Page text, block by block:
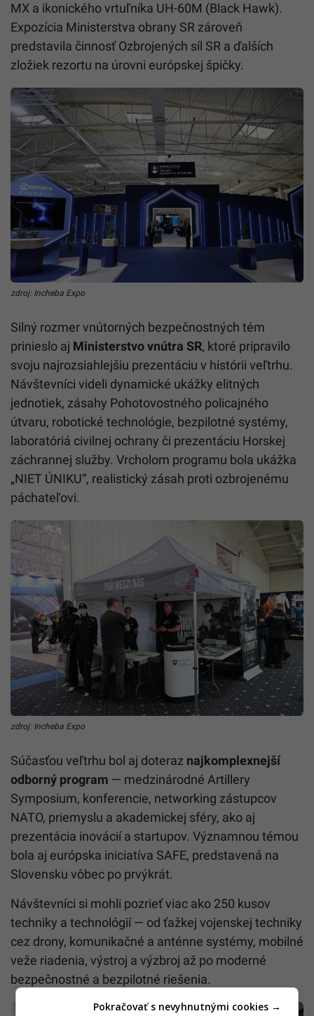
MX a ikonického vrtuľníka UH-60M (Black Hawk).
Expozícia Ministerstva obrany SR zároveň
predstavila činnosť Ozbrojených síl SR a ďalších
zložiek rezortu na úrovni európskej špičky.
zdroj: Incheba Expo
Silný rozmer vnútorných bezpečnostných tém
prinieslo aj Ministerstvo vnútra SR, ktoré pripravilo
svoju najrozsiahlejšiu prezentáciu v histórii veľtrhu.
Návštevníci videli dynamické ukážky elitných
jednotiek, zásahy Pohotovostného policajného
útvaru, robotické technológie, bezpilotné systémy,
laboratóriá civilnej ochrany či prezentáciu Horskej
záchrannej služby. Vrcholom programu bola ukážka
„NIET ÚNIKU“, realistický zásah proti ozbrojenému
páchateľovi.
zdroj: Incheba Expo
Súčasťou veľtrhu bol aj doteraz najkomplexnejší
odborný program — medzinárodné Artillery
Symposium, konferencie, networking zástupcov
NATO, priemyslu a akademickej sféry, ako aj
prezentácia inovácií a startupov. Významnou témou
bola aj európska iniciatíva SAFE, predstavená na
Slovensku vôbec po prvýkrát.
Návštevníci si mohli pozrieť viac ako 250 kusov
techniky a technológií — od ťažkej vojenskej techniky
cez drony, komunikačné a anténne systémy, mobilné
veže riadenia, výstroj a výzbroj až po moderné
bezpečnostné a bezpilotné riešenia.
Pokračovať s nevyhnutnými cookies →